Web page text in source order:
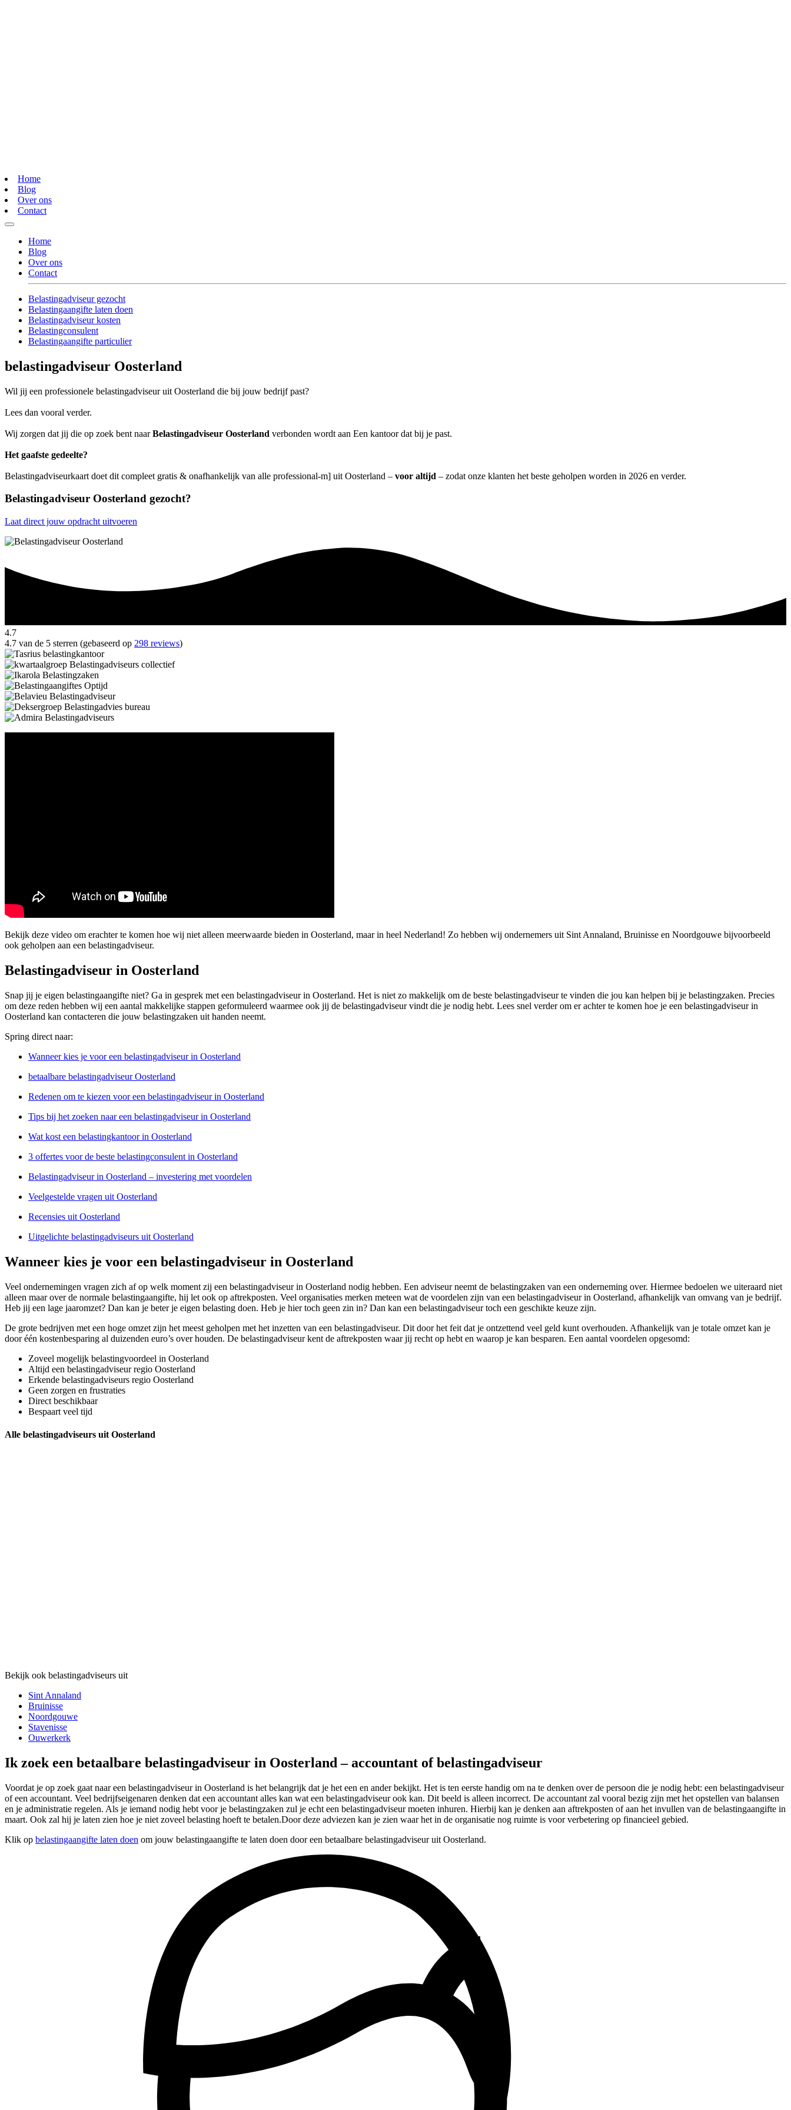
Home
Blog
Over ons
Contact
Home
Blog
Over ons
Contact
Belastingadviseur gezocht
Belastingaangifte laten doen
Belastingadviseur kosten
Belastingconsulent
Belastingaangifte particulier
belastingadviseur Oosterland
Wil jij een professionele belastingadviseur uit Oosterland die bij jouw bedrijf past?
Lees dan vooral verder.
Wij zorgen dat jij die op zoek bent naarBelastingadviseur Oosterland verbonden wordt aan Een kantoor dat bij je past.
Het gaafste gedeelte?
Belastingadviseurkaart doet dit compleet gratis & onafhankelijk van alle professional-m] uit Oosterland – voor altijd – zodat onze klanten het beste geholpen worden in 2026 en verder.
Belastingadviseur Oosterland gezocht?
Laat direct jouw opdracht uitvoeren
4.7
4.7 van de 5 sterren (gebaseerd op 298 reviews)
Bekijk deze video om erachter te komen hoe wij niet alleen meerwaarde bieden in Oosterland, maar in heel Nederland! Zo hebben wij ondernemers uit Sint Annaland, Bruinisse en Noordgouwe bijvoorbeeld
ook geholpen aan een belastingadviseur.
Belastingadviseur in Oosterland
Snap jij je eigen belastingaangifte niet? Ga in gesprek met een belastingadviseur in Oosterland. Het is niet zo makkelijk om de beste belastingadviseur te vinden die jou kan helpen bij je belastingzaken. Precies
om deze reden hebben wij een aantal makkelijke stappen geformuleerd waarmee ook jij de belastingadviseur vindt die je nodig hebt. Lees snel verder om er achter te komen hoe je een belastingadviseur in
Oosterland kan contacteren die jouw belastingzaken uit handen neemt.
Spring direct naar:
Wanneer kies je voor een belastingadviseur in Oosterland
betaalbare belastingadviseur Oosterland
Redenen om te kiezen voor een belastingadviseur in Oosterland
Tips bij het zoeken naar een belastingadviseur in Oosterland
Wat kost een belastingkantoor in Oosterland
3 offertes voor de beste belastingconsulent in Oosterland
Belastingadviseur in Oosterland – investering met voordelen
Veelgestelde vragen uit Oosterland
Recensies uit Oosterland
Uitgelichte belastingadviseurs uit Oosterland
Wanneer kies je voor een belastingadviseur in Oosterland
Veel ondernemingen vragen zich af op welk moment zij een belastingadviseur in Oosterland nodig hebben. Een adviseur neemt de belastingzaken van een onderneming over. Hiermee bedoelen we uiteraard niet
alleen maar over de normale belastingaangifte, hij let ook op aftrekposten. Veel organisaties merken meteen wat de voordelen zijn van een belastingadviseur in Oosterland, afhankelijk van omvang van je bedrijf.
Heb jij een lage jaaromzet? Dan kan je beter je eigen belasting doen. Heb je hier toch geen zin in? Dan kan een belastingadviseur toch een geschikte keuze zijn.
De grote bedrijven met een hoge omzet zijn het meest geholpen met het inzetten van een belastingadviseur. Dit door het feit dat je ontzettend veel geld kunt overhouden. Afhankelijk van je totale omzet kan je
door één kostenbesparing al duizenden euro’s over houden. De belastingadviseur kent de aftrekposten waar jij recht op hebt en waarop je kan besparen. Een aantal voordelen opgesomd:
Zoveel mogelijk belastingvoordeel in Oosterland
Altijd een belastingadviseur regio Oosterland
Erkende belastingadviseurs regio Oosterland
Geen zorgen en frustraties
Direct beschikbaar
Bespaart veel tijd
Alle belastingadviseurs uit Oosterland
Bekijk ook belastingadviseurs uit
Sint Annaland
Bruinisse
Noordgouwe
Stavenisse
Ouwerkerk
Ik zoek een betaalbare belastingadviseur in Oosterland – accountant of belastingadviseur
Voordat je op zoek gaat naar een belastingadviseur in Oosterland is het belangrijk dat je het een en ander bekijkt. Het is ten eerste handig om na te denken over de persoon die je nodig hebt: een belastingadviseur
of een accountant. Veel bedrijfseigenaren denken dat een accountant alles kan wat een belastingadviseur ook kan. Dit beeld is alleen incorrect. De accountant zal vooral bezig zijn met het opstellen van balansen
en je administratie regelen. Als je iemand nodig hebt voor je belastingzaken zul je echt een belastingadviseur moeten inhuren. Hierbij kan je denken aan aftrekposten of aan het invullen van de belastingaangifte in
maart. Ook zal hij je laten zien hoe je niet zoveel belasting hoeft te betalen.Door deze adviezen kan je zien waar het in de organisatie nog ruimte is voor verbetering op financieel gebied.
Klik op belastingaangifte laten doen om jouw belastingaangifte te laten doen door een betaalbare belastingadviseur uit Oosterland.